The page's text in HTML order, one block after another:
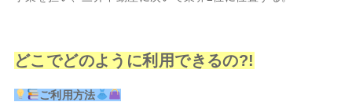
どこでどのように利用できるの?!
ご利用方法